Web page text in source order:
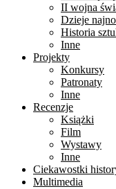
II wojna
Dzieje
Historia
Inne
Projekty
Konkursy
Patronaty
Inne
Recenzje
Książki
Film
Wystawy
Inne
Ciekawostki
Multimedia